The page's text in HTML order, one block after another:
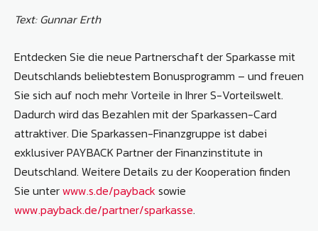
Text: Gunnar Erth
Entdecken Sie die neue Partnerschaft der Sparkasse mit
Deutschlands beliebtestem Bonusprogramm – und freuen
Sie sich auf noch mehr Vorteile in Ihrer S-Vorteilswelt.
Dadurch wird das Bezahlen mit der Sparkassen-Card
attraktiver. Die Sparkassen-Finanzgruppe ist dabei
exklusiver PAYBACK Partner der Finanzinstitute in
Deutschland. Weitere Details zu der Kooperation finden
Sie unterwww.s.de/payback sowie
www.payback.de/partner/sparkasse.